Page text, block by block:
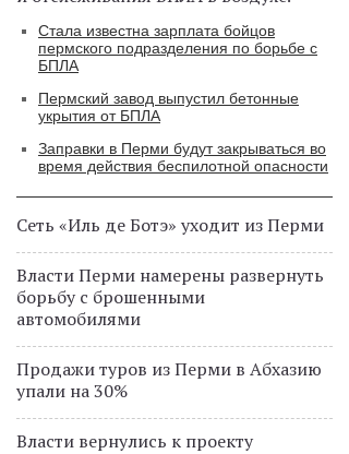
Стала известна зарплата бойцов
пермского подразделения по борьбе с
БПЛА
Пермский завод выпустил бетонные
укрытия от БПЛА
Заправки в Перми будут закрываться во
время действия беспилотной опасности
Сеть «Иль де Ботэ» уходит из Перми
Власти Перми намерены развернуть
борьбу с брошенными
автомобилями
Продажи туров из Перми в Абхазию
упали на 30%
Власти вернулись к проекту